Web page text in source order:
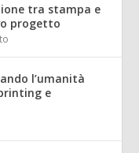
tra stampa e
progetto
l’umanità
e